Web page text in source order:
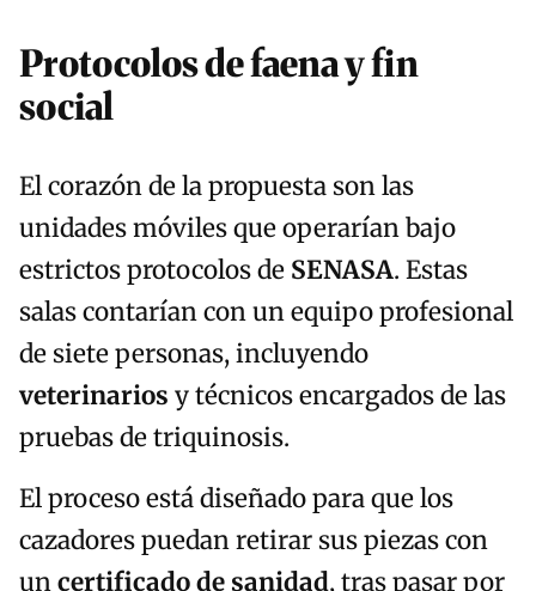
Protocolos de faena y fin
social
El corazón de la propuesta son las
unidades móviles que operarían bajo
estrictos protocolos de SENASA. Estas
salas contarían con un equipo profesional
de siete personas, incluyendo
veterinarios y técnicos encargados de las
pruebas de triquinosis.
El proceso está diseñado para que los
cazadores puedan retirar sus piezas con
uncertificado de sanidad, tras pasar por